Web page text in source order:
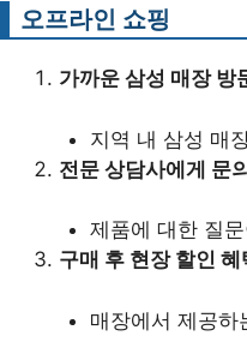
오프라인 쇼핑
가까운 삼성 매장 방
지역 내 삼성 매
전문 상담사에게 문
제품에 대한 질
구매 후 현장 할인 혜
매장에서 제공하